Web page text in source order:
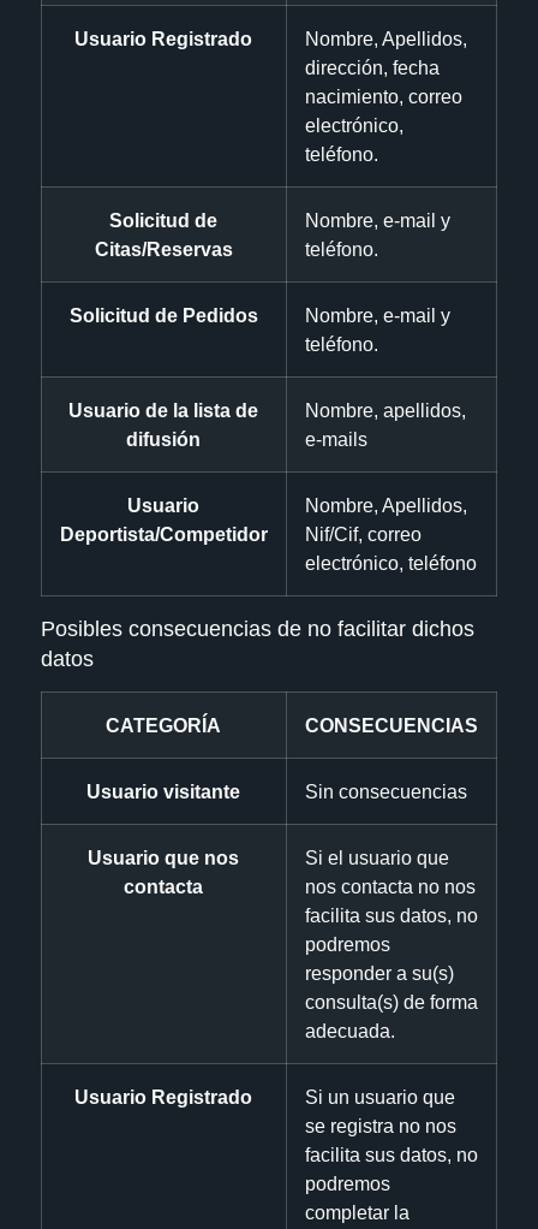
Usuario Registrado
Nombre, Apellidos,
dirección, fecha
nacimiento, correo
electrónico,
teléfono.
Solicitud de
Citas/Reservas
Nombre, e-mail y
teléfono.
Solicitud de Pedidos
Nombre, e-mail y
teléfono.
Usuario de la lista de
difusión
Nombre, apellidos,
e-mails
Usuario
Deportista/Competidor
Nombre, Apellidos,
Nif/Cif, correo
electrónico, teléfono
Posibles consecuencias de no facilitar dichos
datos
CATEGORÍA CONSECUENCIAS
Usuario visitante Sin consecuencias
Usuario que nos
contacta
Si el usuario que
nos contacta no nos
facilita sus datos, no
podremos
responder a su(s)
consulta(s) de forma
adecuada.
Usuario Registrado
Si un usuario que
se registra no nos
facilita sus datos, no
podremos
completar la